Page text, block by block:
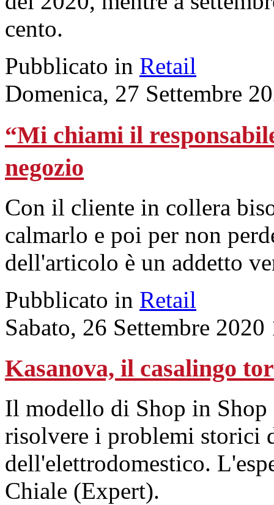
cento.
Pubblicato in Retail
Domenica, 27 Settembre
“Mi chiami il
negozio
Con il cliente in collera
calmarlo e poi per non
dell'articolo è un addetto
Pubblicato in Retail
Sabato, 26 Settembre 2020
Kasanova, il casalingo
Il modello di Shop in
risolvere i problemi storici
dell'elettrodomestico.
Chiale (Expert).